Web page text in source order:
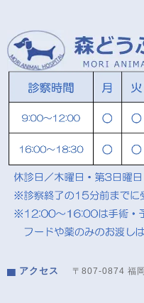
アクセス 〒807-0874 福